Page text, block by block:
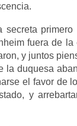
secreta
fuera de
y juntos
la duquesa
el favor de
y